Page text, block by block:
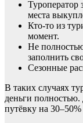
Туроператор
места
Кто-то из
момент.
Не
заполнить
Сезонные
В таких случаях
деньги полностью.
путёвку на